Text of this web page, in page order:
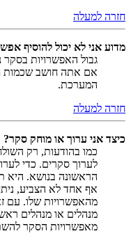
חזרה למעלה
מדוע אני לא יכול להוסיף
גבול האפשרויות
אם אתה חושב שכמות
המערכת.
חזרה למעלה
כיצד אני ערוך או מוחק סקר?
כמו בהודעות, רק
לערוך סקרים. כדי
הראשונה בנושא. היא
אף אחד לא הצביע,
מהאפשרויות שלו. עם
מנהלים או מנהלים
מאפשרויות הסקר